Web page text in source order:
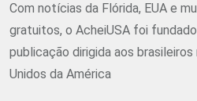
Com notícias da Flórida, EUA e
gratuitos, o AcheiUSA foi
publicação dirigida aos
Unidos da América